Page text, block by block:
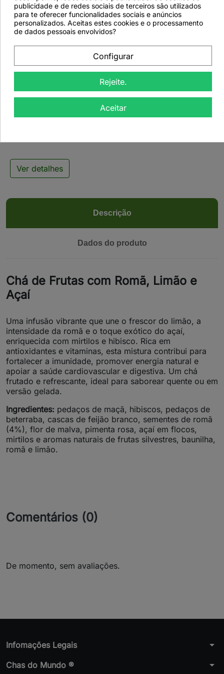

favorite_border
Infusão de Frutas -
50grs
Ver detalhes
Descrição
Dados do produto
Chá de Frutas com Romã, Limão e
Açaí
Uma infusão vibrante que une o frescor do limão, a
intensidade da romã e o toque exótico do açaí,
enriquecida com mirtilos e hibisco. Rica em
antioxidantes e vitaminas, esta mistura contribui para
fortalecer a imunidade, promover energia natural e
apoiar a saúde cardiovascular e digestiva. Um chá
frutado e refrescante, ideal para saborear quente ou em
versão gelada.
Ingredientes: pedaços de maçã, hibiscos, pedaços de
beterraba, cascas de feijão branco, sementes de romã
(4%), flor de malva, pimenta rosa, açaí em flocos,
mirtilos e aromas naturais de frutas silvestres, baunilha,
romã e limão.
Comentários (0)
De momento, sem avaliações.
Infomações Legais arrow_drop_down
Chas do Mundo ® arrow_drop_down
publicidade e de redes sociais de terceiros são utilizados
para te oferecer funcionalidades sociais e anúncios
personalizados. Aceitas estes cookies e o processamento
de dados pessoais envolvidos?
Configurar
Rejeite.
Aceitar